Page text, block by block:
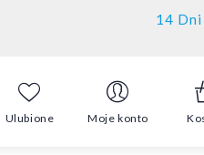
14
Ulubione Moje konto